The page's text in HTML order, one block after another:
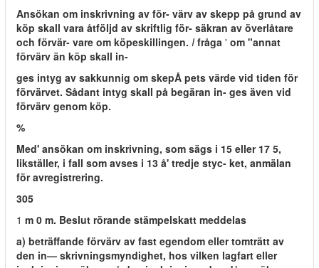
Ansökan om inskrivning av för- värv av skepp på grund av
köp skall vara åtföljd av skriftlig för- säkran av överlåtare
och förvär- vare om köpeskillingen. I fråga ' om "annat
förvärv än köp skall in-
ges intyg av sakkunnig om skepÅ pets värde vid tiden för
förvärvet. Sådant intyg skall på begäran in- ges även vid
förvärv genom köp.
%
Med' ansökan om inskrivning, som sägs i 15 eller 17 5,
likställer, i fall som avses i 13 å' tredje styc- ket, anmälan
för avregistrering.
305
1 m 0 m. Beslut rörande stämpelskatt meddelas
a) beträffande förvärv av fast egendom eller tomträtt av
den in— skrivningsmyndighet, hos vilken lagfart eller